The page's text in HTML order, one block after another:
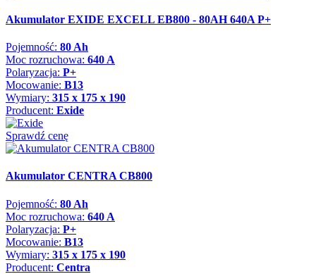
Akumulator EXIDE EXCELL EB800 - 80AH 640A P+
Pojemność: 80 Ah
Moc rozruchowa: 640 A
Polaryzacja: P+
Mocowanie: B13
Wymiary: 315 x 175 x 190
Producent: Exide
Sprawdź cenę
Akumulator CENTRA CB800
Pojemność: 80 Ah
Moc rozruchowa: 640 A
Polaryzacja: P+
Mocowanie: B13
Wymiary: 315 x 175 x 190
Producent: Centra